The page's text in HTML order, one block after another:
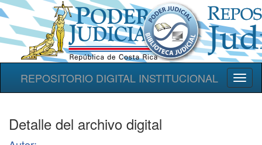
REPOSITORIO DIGITAL INSTITUCIONAL
Detalle del archivo digital